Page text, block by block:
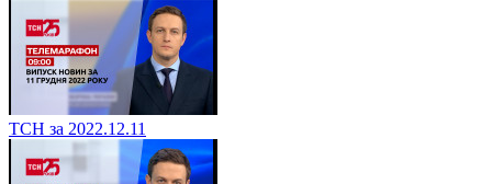
ТСН за 2022.12.11